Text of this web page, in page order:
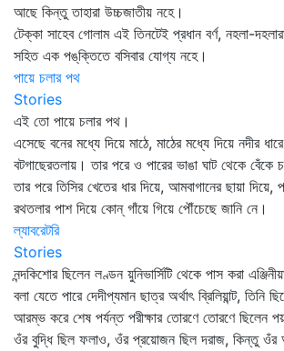
আছে কিন্তু তাহারা উচ্চজাতীয় নহে।
টেক্কা সাহেব গোলাম এই তিনটেই প্রধান বর্ণ, নহলা-
সহিত এক পঙ্‌ক্তিতে বসিবার যোগ্য নহে।
পায়ে চলার পথ
Stories
এই তো পায়ে চলার পথ।
এসেছে বনের মধ্যে দিয়ে মাঠে, মাঠের মধ্যে দিয়ে নদীর
বটগাছেরতলায়। তার পরে ও পারের ভাঙা ঘাট থেকে বেঁকে
তার পরে তিসির খেতের ধার দিয়ে, আমবাগানের ছায়া দিয়ে,
রথতলার পাশ দিয়ে কোন্‌ গাঁয়ে গিয়ে পৌঁচেছে জানি নে।
ল্যাবরেটরি
Stories
নন্দকিশোর ছিলেন লণ্ডন য়ুনিভার্সিটি থেকে পাস করা
বলা যেতে পারে দেদীপ্যমান ছাত্র অর্থাৎ ব্রিলিয়ান্ট,
আরম্ভ করে শেষ পর্যন্ত পরীক্ষার তোরণে তোরণে ছিলেন
ওঁর বুদ্ধি ছিল ফলাও, ওঁর প্রয়োজন ছিল দরাজ, কিন্তু ওঁর